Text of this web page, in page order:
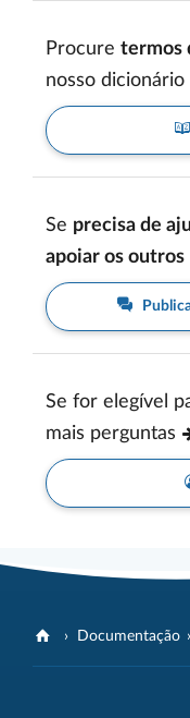
Procure termos
nosso dicionário
Se precisa de
apoiar os outros
Se for elegível
mais perguntas
Documentação